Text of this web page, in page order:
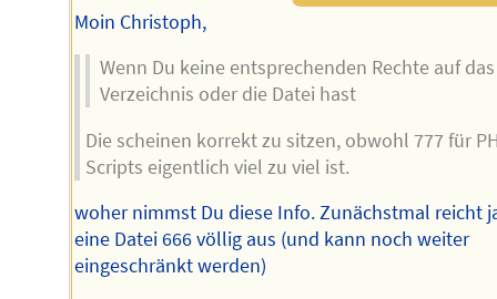
Moin Christoph,
Wenn Du keine entsprechenden Rechte auf das
Verzeichnis oder die Datei hast
Die scheinen korrekt zu sitzen, obwohl 777 für
Scripts eigentlich viel zu viel ist.
woher nimmst Du diese Info. Zunächstmal reicht
eine Datei 666 völlig aus (und kann noch weiter
eingeschränkt werden)